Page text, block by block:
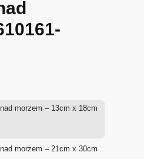
morzem – 13cm x 18cm
morzem – 21cm x 30cm